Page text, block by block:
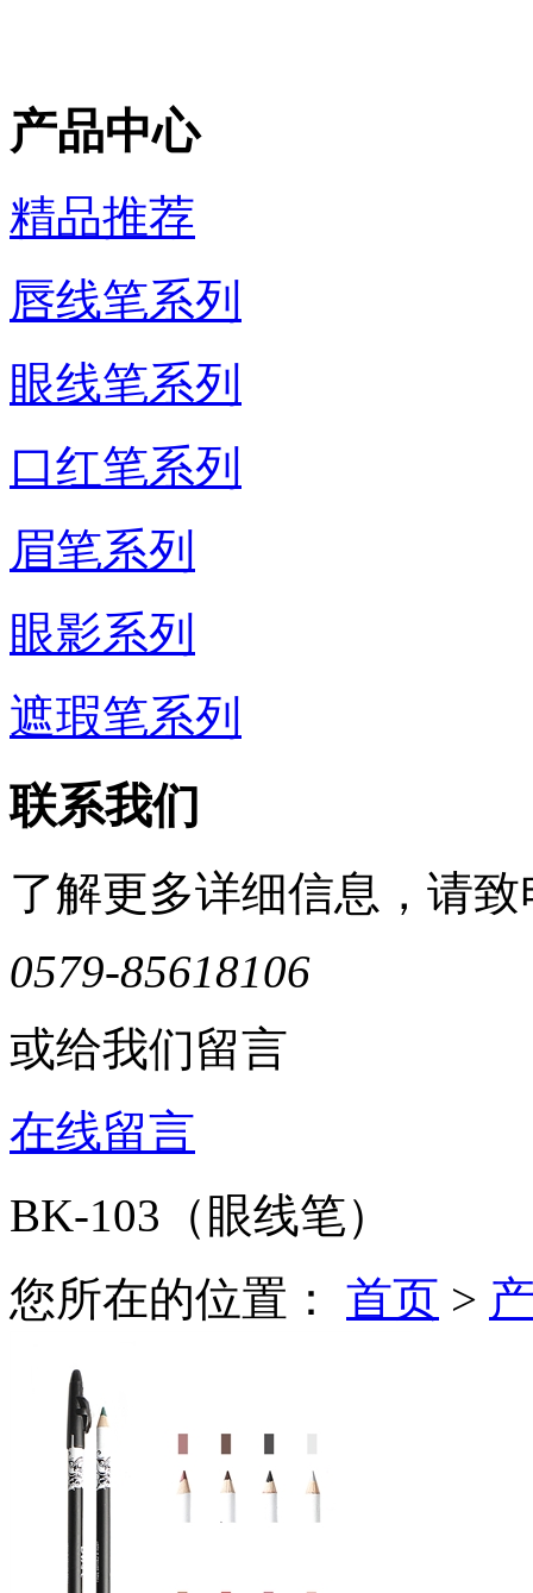
产品中心
精品推荐
唇线笔系列
眼线笔系列
口红笔系列
眉笔系列
眼影系列
遮瑕笔系列
联系我们
了解更多详细信息，请致
0579-85618106
或给我们留言
在线留言
BK-103（眼线笔）
您所在的位置： 首页 >